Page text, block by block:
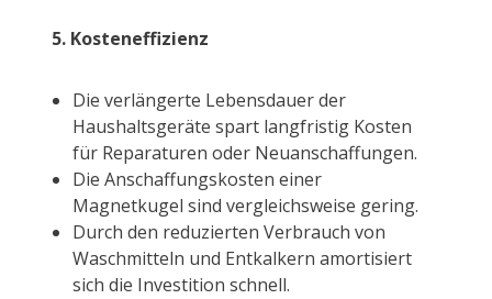
5. Kosteneffizienz
Die verlängerte Lebensdauer der
Haushaltsgeräte spart langfristig Kosten
für Reparaturen oder Neuanschaffungen.
Die Anschaffungskosten einer
Magnetkugel sind vergleichsweise gering.
Durch den reduzierten Verbrauch von
Waschmitteln und Entkalkern amortisiert
sich die Investition schnell.